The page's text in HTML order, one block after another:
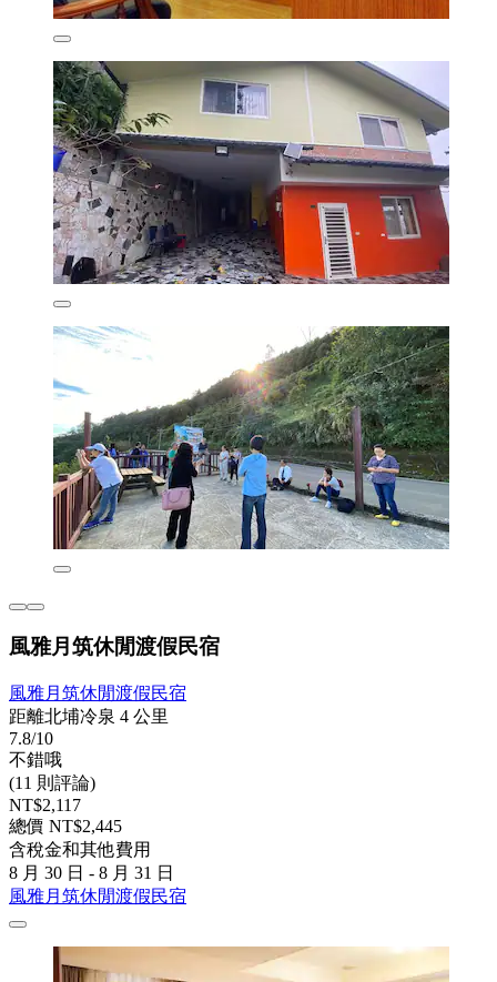
風雅月筑休閒渡假民宿
風雅月筑休閒渡假民宿
距離北埔冷泉 4 公里
7.8/10
不錯哦
(11 則評論)
NT$2,117
總價 NT$2,445
含稅金和其他費用
8 月 30 日 - 8 月 31 日
風雅月筑休閒渡假民宿